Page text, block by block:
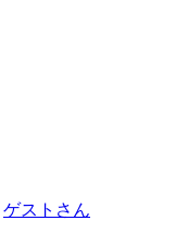
ゲストさん